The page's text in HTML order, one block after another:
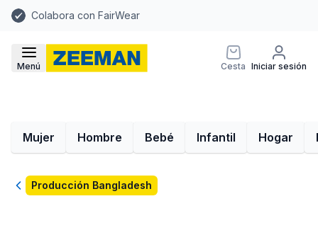
Colabora con FairWear
Menú Cesta Iniciar sesión
Mujer Hombre Bebé Infantil Hogar
VolverProducción Bangladesh